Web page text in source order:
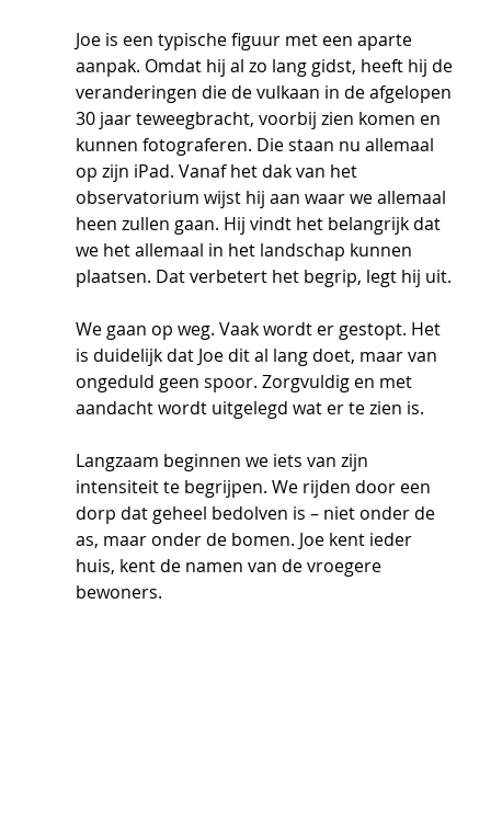
Joe is een typische figuur met een aparte
aanpak. Omdat hij al zo lang gidst, heeft hij de
veranderingen die de vulkaan in de afgelopen
30 jaar teweegbracht, voorbij zien komen en
kunnen fotograferen. Die staan nu allemaal
op zijn iPad. Vanaf het dak van het
observatorium wijst hij aan waar we allemaal
heen zullen gaan. Hij vindt het belangrijk dat
we het allemaal in het landschap kunnen
plaatsen. Dat verbetert het begrip, legt hij uit.
We gaan op weg. Vaak wordt er gestopt. Het
is duidelijk dat Joe dit al lang doet, maar van
ongeduld geen spoor. Zorgvuldig en met
aandacht wordt uitgelegd wat er te zien is.
Langzaam beginnen we iets van zijn
intensiteit te begrijpen. We rijden door een
dorp dat geheel bedolven is – niet onder de
as, maar onder de bomen. Joe kent ieder
huis, kent de namen van de vroegere
bewoners.